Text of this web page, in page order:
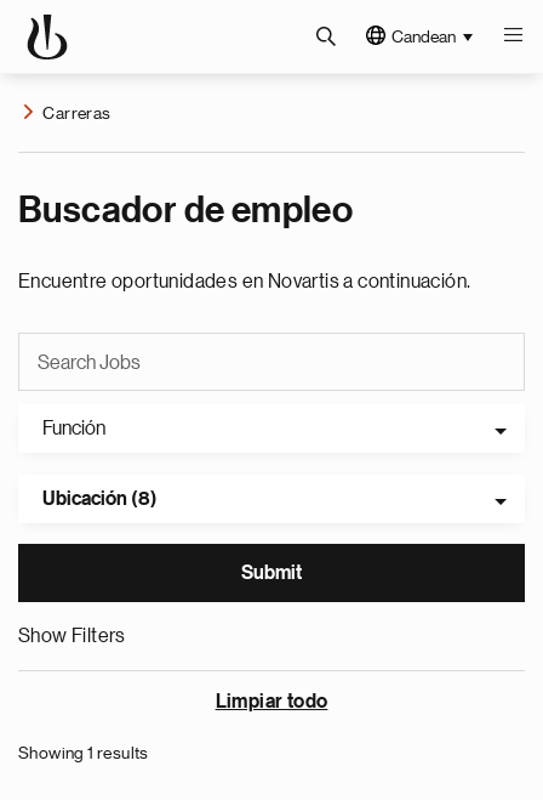
Candean
Carreras
Buscador de empleo
Encuentre oportunidades en Novartis a continuación.
Función
Ubicación (8)
Show Filters
Limpiar todo
Showing 1 results